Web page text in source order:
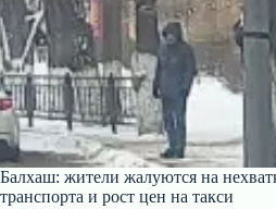
Балхаш: жители жалуются на
транспорта и рост цен на такси